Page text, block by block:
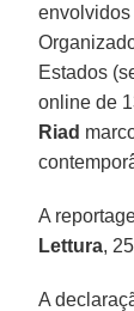
envolvidos
Estados
online de
Riad
A
Lettura,
A